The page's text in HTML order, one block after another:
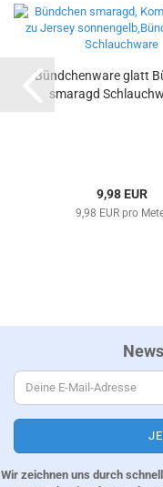
Bündchenware glatt
smaragd
9,98 EUR
9,98 EUR pro
Wir zeichnen uns durch